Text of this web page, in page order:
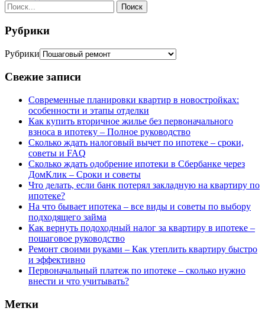
Рубрики
Рубрики
Свежие записи
Современные планировки квартир в новостройках:
особенности и этапы отделки
Как купить вторичное жилье без первоначального
взноса в ипотеку – Полное руководство
Сколько ждать налоговый вычет по ипотеке – сроки,
советы и FAQ
Сколько ждать одобрение ипотеки в Сбербанке через
ДомКлик – Сроки и советы
Что делать, если банк потерял закладную на квартиру по
ипотеке?
На что бывает ипотека – все виды и советы по выбору
подходящего займа
Как вернуть подоходный налог за квартиру в ипотеке –
пошаговое руководство
Ремонт своими руками – Как утеплить квартиру быстро
и эффективно
Первоначальный платеж по ипотеке – сколько нужно
внести и что учитывать?
Метки